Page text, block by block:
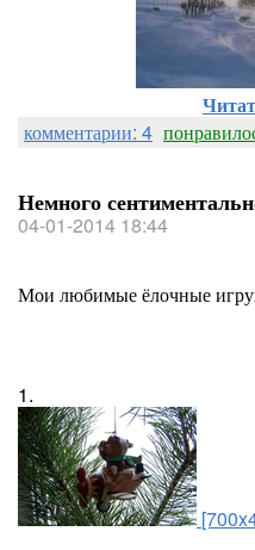
комментарии: 4
Немного
04-01-2014 18:44
Мои любимые ёлочные
1.